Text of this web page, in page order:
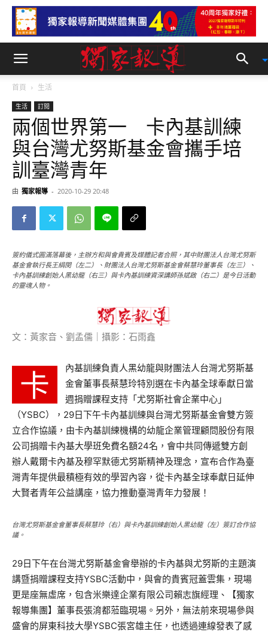
首頁 生活
生活 訂閱
兩個世界第一 卡內基訓練
與台灣尤努斯基金會攜手培
訓臺灣青年
由 獨家報導 - 2020-10-29 20:48
簽約儀式圓滿落幕後，主辦方和與會貴賓及媒體記者合照，其中財團法人台灣尤努斯
基金會執行長王絹閔（左二）、財團法人台灣尤努斯基金會蔡慧玲董事長（左三）、
卡內基訓練創始人黑幼龍（右三）與卡內基訓練資深講師孫斌啟（右二）是今日活動
的靈魂人物。
文：黃家音、劉孟儒｜攝影：石雨鑫
卡
內基訓練負責人黑幼龍與財團法人台灣尤努斯基
金會董事長蔡慧玲特別選在卡內基全球奉獻日當
週捐贈課程支持「尤努斯社會企業中心」
（YSBC），29日下午卡內基訓練與台灣尤努斯基金會雙方簽
立合作協議，由卡內基訓練機構的幼龍企業管理顧問股份有限
公司捐贈卡內基大學班免費名額24名，會中共同傳遞雙方創
辦人戴爾卡內基及穆罕默德尤努斯精神及理念，宣布合作為臺
灣青年提供最積極有效的學習內容，從卡內基全球奉獻日延伸
大賢者青年公益講座，協力推動臺灣青年力發展！
台灣尤努斯基金會董事長蔡慧玲（右）與卡內基訓練創始人黑幼龍（左）簽訂合作協
議。
29日下午在台灣尤努斯基金會舉辦的卡內基與尤努斯的主題演
講暨捐贈課程支持YSBC活動中，與會的貴賓冠蓋雲集，現場
更是座無虛席，包含米樂達企業有限公司賴志旗經理、【獨家
報導集團】董事長張淯都蒞臨現場。另外，無法前來現場參與
盛會的屏東科技大學YSBC張宮雄主任，也透過連線發表了感